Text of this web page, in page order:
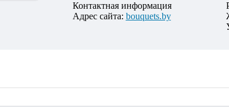
Контактная информация
Адрес сайта: bouquets.by